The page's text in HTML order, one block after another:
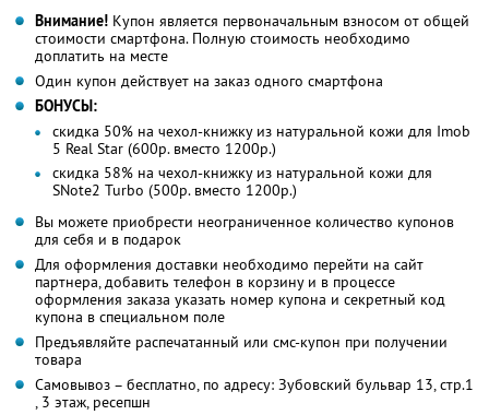
Внимание! Купон является первоначальным взносом от общей
стоимости смартфона. Полную стоимость необходимо
доплатить на месте
Один купон действует на заказ одного смартфона
БОНУСЫ:
скидка 50% на чехол-книжку из натуральной кожи для Imob
5 Real Star (600р. вместо 1200р.)
скидка 58% на чехол-книжку из натуральной кожи для
SNote2 Turbo (500р. вместо 1200р.)
Вы можете приобрести неограниченное количество купонов
для себя и в подарок
Для оформления доставки необходимо перейти на сайт
партнера, добавить телефон в корзину и в процессе
оформления заказа указать номер купона и секретный код
купона в специальном поле
Предъявляйте распечатанный или смс-купон при получении
товара
Самовывоз – бесплатно, по адресу: Зубовский бульвар 13, стр.1
, 3 этаж, ресепшн